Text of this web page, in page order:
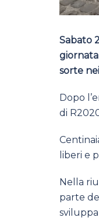
Sabato
sorte
Dopo
di
liberi e
Nella
parte